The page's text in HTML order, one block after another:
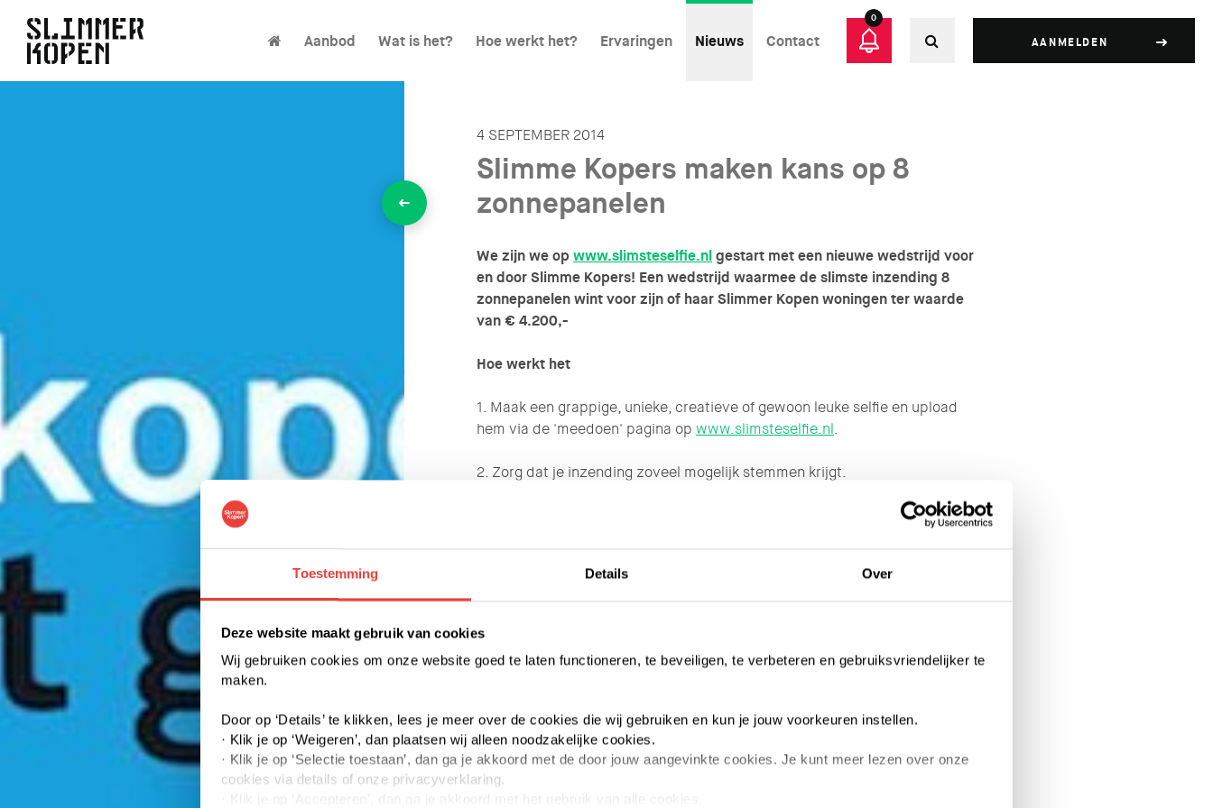
Toestemming Details Over
Deze website maakt gebruik van cookies
Wij gebruiken cookies om onze website goed te laten functioneren, te beveiligen, te verbeteren en gebruiksvriendelijker te
maken.
Door op ‘Details’ te klikken, lees je meer over de cookies die wij gebruiken en kun je jouw voorkeuren instellen.
· Klik je op ‘Weigeren’, dan plaatsen wij alleen noodzakelijke cookies.
· Klik je op ‘Selectie toestaan’, dan ga je akkoord met de door jouw aangevinkte cookies. Je kunt meer lezen over onze
cookies via details of onze privacyverklaring.
· Klik je op ‘Accepteren’, dan ga je akkoord met het gebruik van alle cookies.
Aanbod Wat is het? Hoe werkt het? Ervaringen Nieuws Contact
0
AANMELDEN
4 SEPTEMBER 2014
Slimme Kopers maken kans op 8
zonnepanelen
We zijn we opwww.slimsteselfie.nlgestart met een nieuwe wedstrijd voor
en door Slimme Kopers! Een wedstrijd waarmee de slimste inzending 8
zonnepanelen wint voor zijn of haar Slimmer Kopen woningen ter waarde
van € 4.200,-
Hoe werkt het
1. Maak een grappige, unieke, creatieve of gewoon leuke selfie en upload
hem via de 'meedoen' pagina op www.slimsteselfie.nl.
2. Zorg dat je inzending zoveel mogelijk stemmen krijgt.
3. De Slimste Selfie die op woensdag 1 oktober om 12.00 uur in het bezit is
Wat kun je winnnen
De winnaar van de Slimste Selfie wordt met 8 zonnepanelen letterlijk in het
zonnetje gezet!
techniek. De plaatsing van de 8 panelen wordt geheel verzorgd.
Zijn zonnepanelen voor jou geen optie? Dan ga je er vandoor met een
duurzaamheidspakket voor je Slimmer Kopen woning ter waarde van €
1.500,-